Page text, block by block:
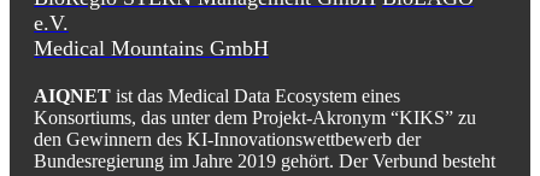
e.V.
Medical Mountains GmbH
AIQNET ist das Medical Data Ecosystem eines
Konsortiums, das unter dem Projekt-Akronym “KIKS” zu
den Gewinnern des KI-Innovationswettbewerb der
Bundesregierung im Jahre 2019 gehört. Der Verbund besteht